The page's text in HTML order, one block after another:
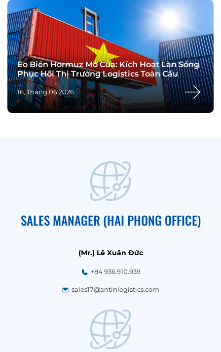
Eo Biển Hormuz Mở Cửa: Kích Hoạt Làn Sóng
Phục Hồi Thị Trường Logistics Toàn Cầu
16, Tháng 06,2026
SALES MANAGER (HAI PHONG OFFICE)
(Mr.) Lê Xuân Đức
+84 936.910.939
sales17@antinlogistics.com